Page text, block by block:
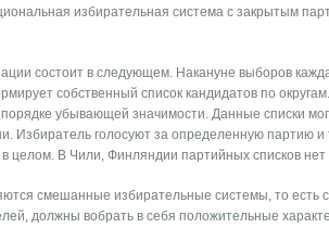
избирательная система с закрытым
состоит в следующем. Накануне выборов
собственный список кандидатов по
убывающей значимости. Данные списки
Избиратель голосуют за определенную партию
в целом. В Чили, Финляндии партийных списков
смешанные избирательные системы, то есть
должны вобрать в себя положительные